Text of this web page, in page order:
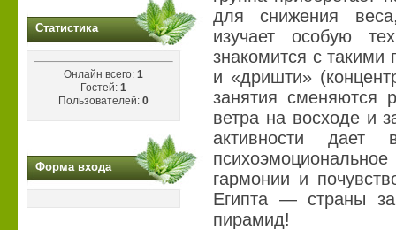
Статистика
Онлайн всего: 1
Гостей: 1
Пользователей: 0
Форма входа
для снижения
изучает особую
знакомится с такими
и «дришти»
занятия сменяются
ветра на восходе и
активности дает
гармонии и
Египта — страны
пирамид!